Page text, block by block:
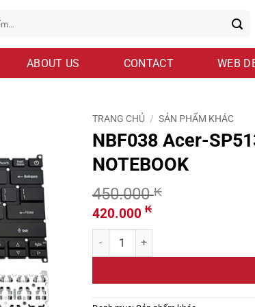
ABOUT US CONTACT WEB
TRANG CHỦ / SẢN PHẨM KHÁC
NBF038 Acer-
NOTEBOOK
450.000₭
Giá
gốc
là:
450.000 ₭.
420.000 ₭Giá
hiện
là:
NBF038 Acer-SP513-Power-NoLED-